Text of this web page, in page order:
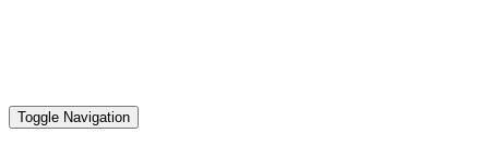
Toggle Navigation